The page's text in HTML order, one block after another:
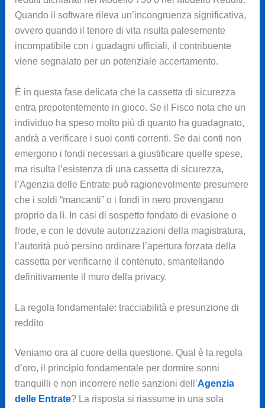
Quando il software rileva un’incongruenza significativa,
ovvero quando il tenore di vita risulta palesemente
incompatibile con i guadagni ufficiali, il contribuente
viene segnalato per un potenziale accertamento.
È in questa fase delicata che la cassetta di sicurezza
entra prepotentemente in gioco. Se il Fisco nota che un
individuo ha speso molto più di quanto ha guadagnato,
andrà a verificare i suoi conti correnti. Se dai conti non
emergono i fondi necessari a giustificare quelle spese,
ma risulta l’esistenza di una cassetta di sicurezza,
l’Agenzia delle Entrate può ragionevolmente presumere
che i soldi “mancanti” o i fondi in nero provengano
proprio da lì. In casi di sospetto fondato di evasione o
frode, e con le dovute autorizzazioni della magistratura,
l’autorità può persino ordinare l’apertura forzata della
cassetta per verificarne il contenuto, smantellando
definitivamente il muro della privacy.
La regola fondamentale: tracciabilità e presunzione di
reddito
Veniamo ora al cuore della questione. Qual è la regola
d’oro, il principio fondamentale per dormire sonni
tranquilli e non incorrere nelle sanzioni dell’Agenzia
delle Entrate? La risposta si riassume in una sola